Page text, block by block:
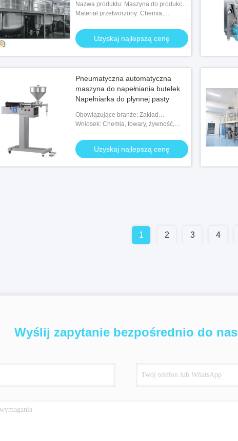
Nazwa produktu: Maszyna do produkcji
mydła w płynie do prania ręcznego
Materiał przetworzony: Chemia,
Uzyskaj najlepszą cenę
Pneumatyczna automatyczna
maszyna do napełniania butelek
Napełniarka do płynnej pasty
Obowiązujące branże: Zakład
produkcyjny, fabryka żywności i napojów
Wniosek: Chemia, towary, żywność,
Uzyskaj najlepszą cenę
1 2 3 4
Wyślij zapytanie bezpośrednio do nas